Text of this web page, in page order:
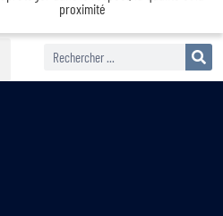
proximité